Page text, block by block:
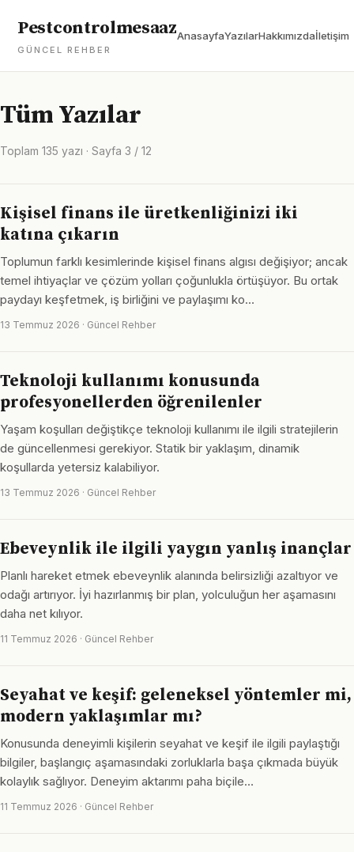
Pestcontrolmesaaz
GÜNCEL REHBER
AnasayfaYazılarHakkımızdaİletişim
Tüm Yazılar
Toplam 135 yazı · Sayfa 3 / 12
Kişisel finans ile üretkenliğinizi iki
katına çıkarın
Toplumun farklı kesimlerinde kişisel finans algısı değişiyor; ancak
temel ihtiyaçlar ve çözüm yolları çoğunlukla örtüşüyor. Bu ortak
paydayı keşfetmek, iş birliğini ve paylaşımı ko…
13 Temmuz 2026 · Güncel Rehber
Teknoloji kullanımı konusunda
profesyonellerden öğrenilenler
Yaşam koşulları değiştikçe teknoloji kullanımı ile ilgili stratejilerin
de güncellenmesi gerekiyor. Statik bir yaklaşım, dinamik
koşullarda yetersiz kalabiliyor.
13 Temmuz 2026 · Güncel Rehber
Ebeveynlik ile ilgili yaygın yanlış inançlar
Planlı hareket etmek ebeveynlik alanında belirsizliği azaltıyor ve
odağı artırıyor. İyi hazırlanmış bir plan, yolculuğun her aşamasını
daha net kılıyor.
11 Temmuz 2026 · Güncel Rehber
Seyahat ve keşif: geleneksel yöntemler mi,
modern yaklaşımlar mı?
Konusunda deneyimli kişilerin seyahat ve keşif ile ilgili paylaştığı
bilgiler, başlangıç aşamasındaki zorluklarla başa çıkmada büyük
kolaylık sağlıyor. Deneyim aktarımı paha biçile…
11 Temmuz 2026 · Güncel Rehber